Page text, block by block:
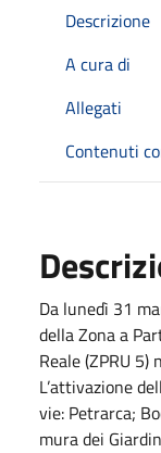
Descrizione
A cura di
Allegati
Contenuti
Da lunedì 31
della Zona a
Reale (ZPRU
L’attivazione
vie: Petrarca;
mura dei